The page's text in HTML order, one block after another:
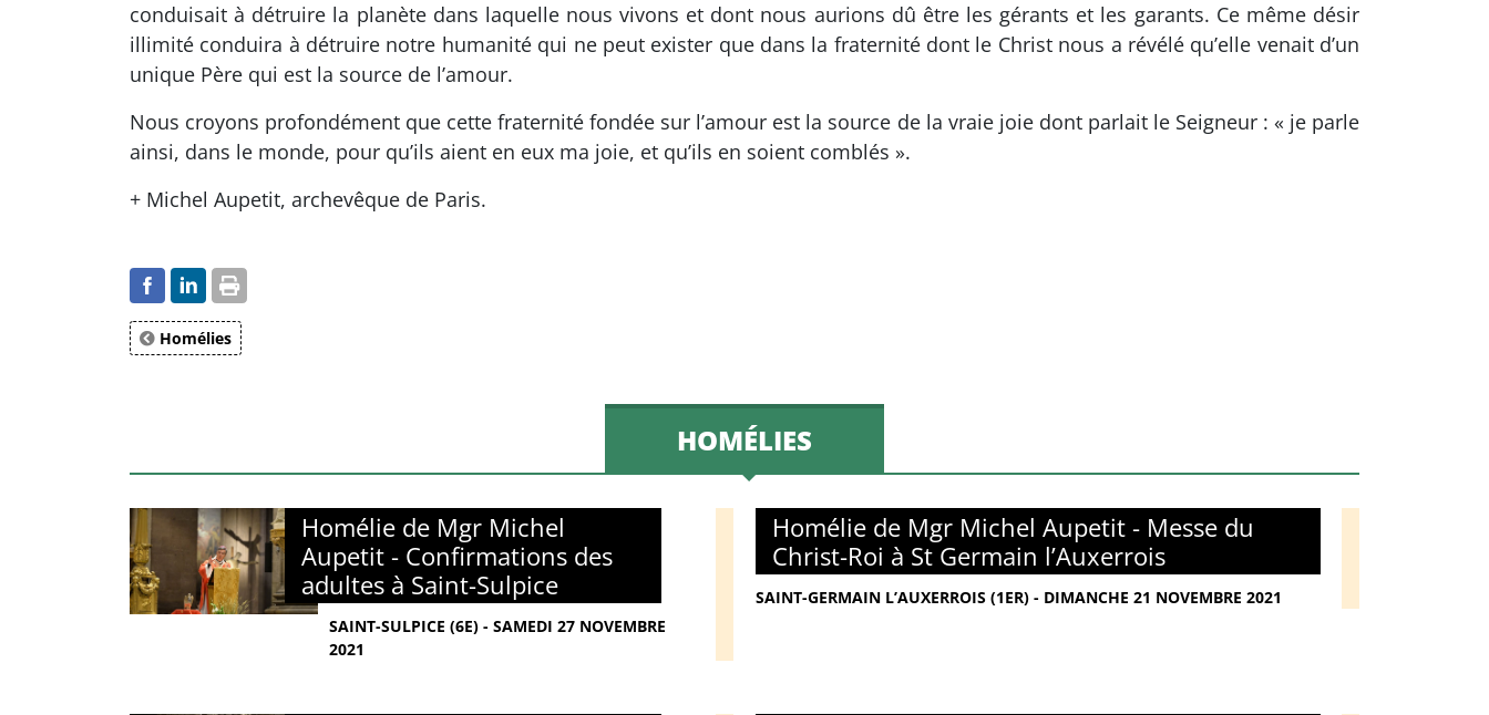
conduisait à détruire la planète dans laquelle nous vivons et dont nous aurions dû être les gérants et les garants. Ce même désir
illimité conduira à détruire notre humanité qui ne peut exister que dans la fraternité dont le Christ nous a révélé qu’elle venait d’un
unique Père qui est la source de l’amour.
Nous croyons profondément que cette fraternité fondée sur l’amour est la source de la vraie joie dont parlait le Seigneur : « je parle
ainsi, dans le monde, pour qu’ils aient en eux ma joie, et qu’ils en soient comblés ».
+ Michel Aupetit, archevêque de Paris.
Homélies
HOMÉLIES
Homélie de Mgr Michel
Aupetit - Confirmations des
adultes à Saint-Sulpice
SAINT-SULPICE (6E) - SAMEDI 27 NOVEMBRE
2021
Homélie de Mgr Michel Aupetit - Messe du
Christ-Roi à St Germain l’Auxerrois
SAINT-GERMAIN L’AUXERROIS (1ER) - DIMANCHE 21 NOVEMBRE 2021